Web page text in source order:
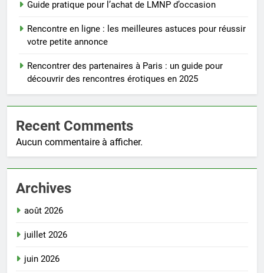
Guide pratique pour l’achat de LMNP d’occasion
Rencontre en ligne : les meilleures astuces pour réussir
votre petite annonce
Rencontrer des partenaires à Paris : un guide pour
découvrir des rencontres érotiques en 2025
Recent Comments
Aucun commentaire à afficher.
Archives
août 2026
juillet 2026
juin 2026